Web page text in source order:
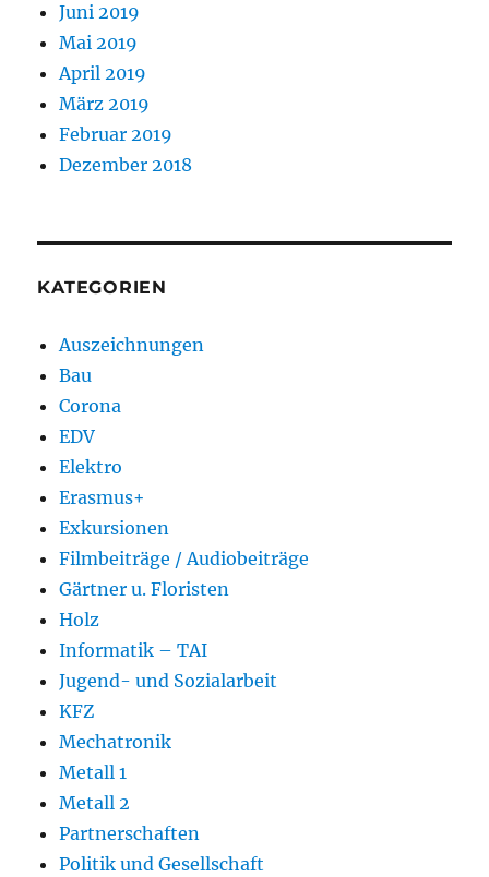
Juni 2019
Mai 2019
April 2019
März 2019
Februar 2019
Dezember 2018
KATEGORIEN
Auszeichnungen
Bau
Corona
EDV
Elektro
Erasmus+
Exkursionen
Filmbeiträge / Audiobeiträge
Gärtner u. Floristen
Holz
Informatik – TAI
Jugend- und Sozialarbeit
KFZ
Mechatronik
Metall 1
Metall 2
Partnerschaften
Politik und Gesellschaft